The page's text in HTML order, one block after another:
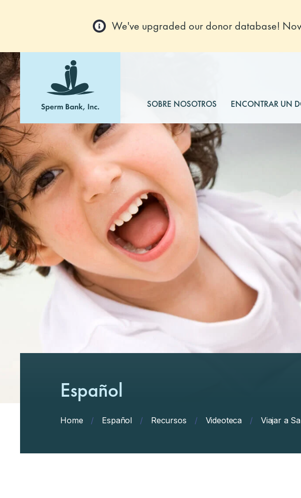
We've upgraded our donor database!
SOBRE NOSOTROS ENCONTRAR UN
Español
Home / Español / Recursos / Videoteca / Viajar a